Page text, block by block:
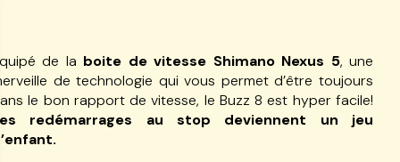
de la boite de vitesse Shimano Nexus 5, une
de technologie qui vous permet d’être toujours
le bon rapport de vitesse, le Buzz 8 est hyper facile!
redémarrages au stop deviennent un jeu